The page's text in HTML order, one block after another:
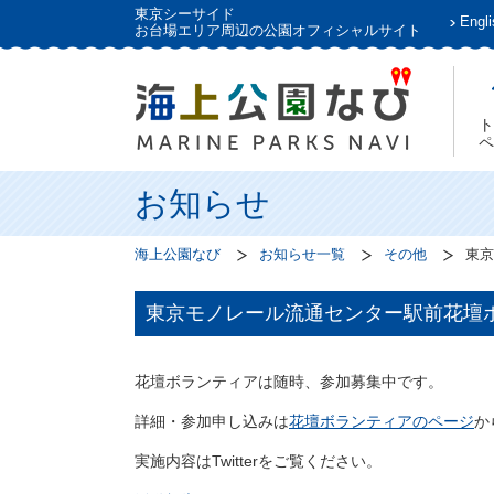
東京シーサイド
お台場エリア周辺の公園オフィシャルサイト
お知らせ
海上公園なび お知らせ一覧 その他 東
東京モノレール流通センター駅前花壇
花壇ボランティアは随時、参加募集中です。
詳細・参加申し込みは花壇ボランティアのページか
実施内容はTwitterをご覧ください。